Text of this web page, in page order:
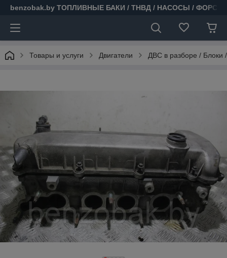
benzobak.by ТОПЛИВНЫЕ БАКИ / ТНВД / НАСОСЫ /
Товары и услуги Двигатели ДВС в разборе /